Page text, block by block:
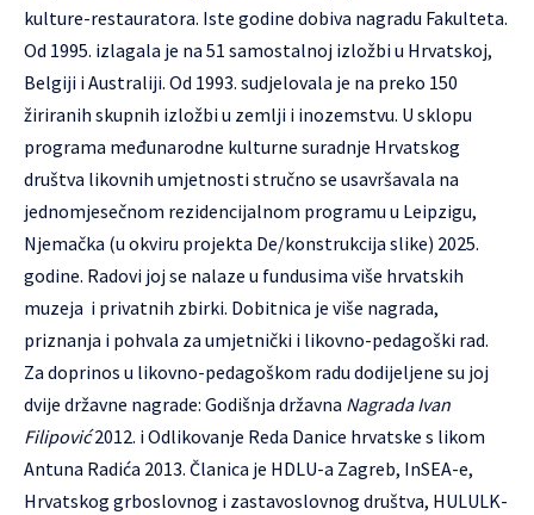
kulture-restauratora. Iste godine dobiva nagradu Fakulteta.
Od 1995. izlagala je na 51 samostalnoj izložbi u Hrvatskoj,
Belgiji i Australiji. Od 1993. sudjelovala je na preko 150
žiriranih skupnih izložbi u zemlji i inozemstvu. U sklopu
programa međunarodne kulturne suradnje Hrvatskog
društva likovnih umjetnosti stručno se usavršavala na
jednomjesečnom rezidencijalnom programu u Leipzigu,
Njemačka (u okviru projekta De/konstrukcija slike) 2025.
godine. Radovi joj se nalaze u fundusima više hrvatskih
muzeja i privatnih zbirki. Dobitnica je više nagrada,
priznanja i pohvala za umjetnički i likovno-pedagoški rad.
Za doprinos u likovno-pedagoškom radu dodijeljene su joj
dvije državne nagrade: Godišnja državna Nagrada Ivan
Filipović2012. i Odlikovanje Reda Danice hrvatske s likom
Antuna Radića 2013. Članica je HDLU-a Zagreb, InSEA-e,
Hrvatskog grboslovnog i zastavoslovnog društva, HULULK-